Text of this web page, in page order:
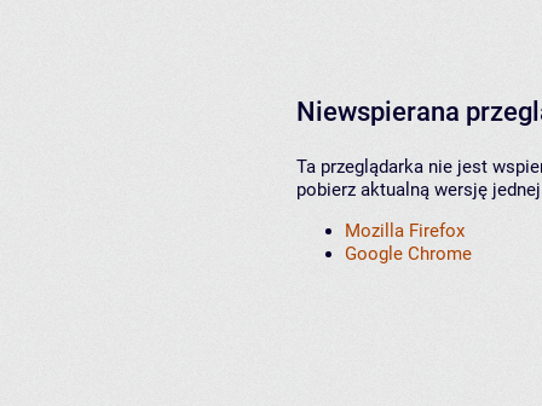
Niewspierana
Ta przeglądarka nie jest
pobierz aktualną wersję
Mozilla Firefox
Google Chrome